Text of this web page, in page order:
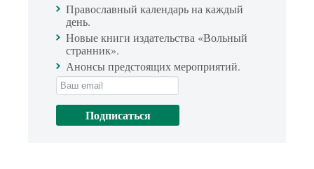
Православный календарь на каждый
день.
Новые книги издательства «Вольный
странник».
Анонсы предстоящих мероприятий.